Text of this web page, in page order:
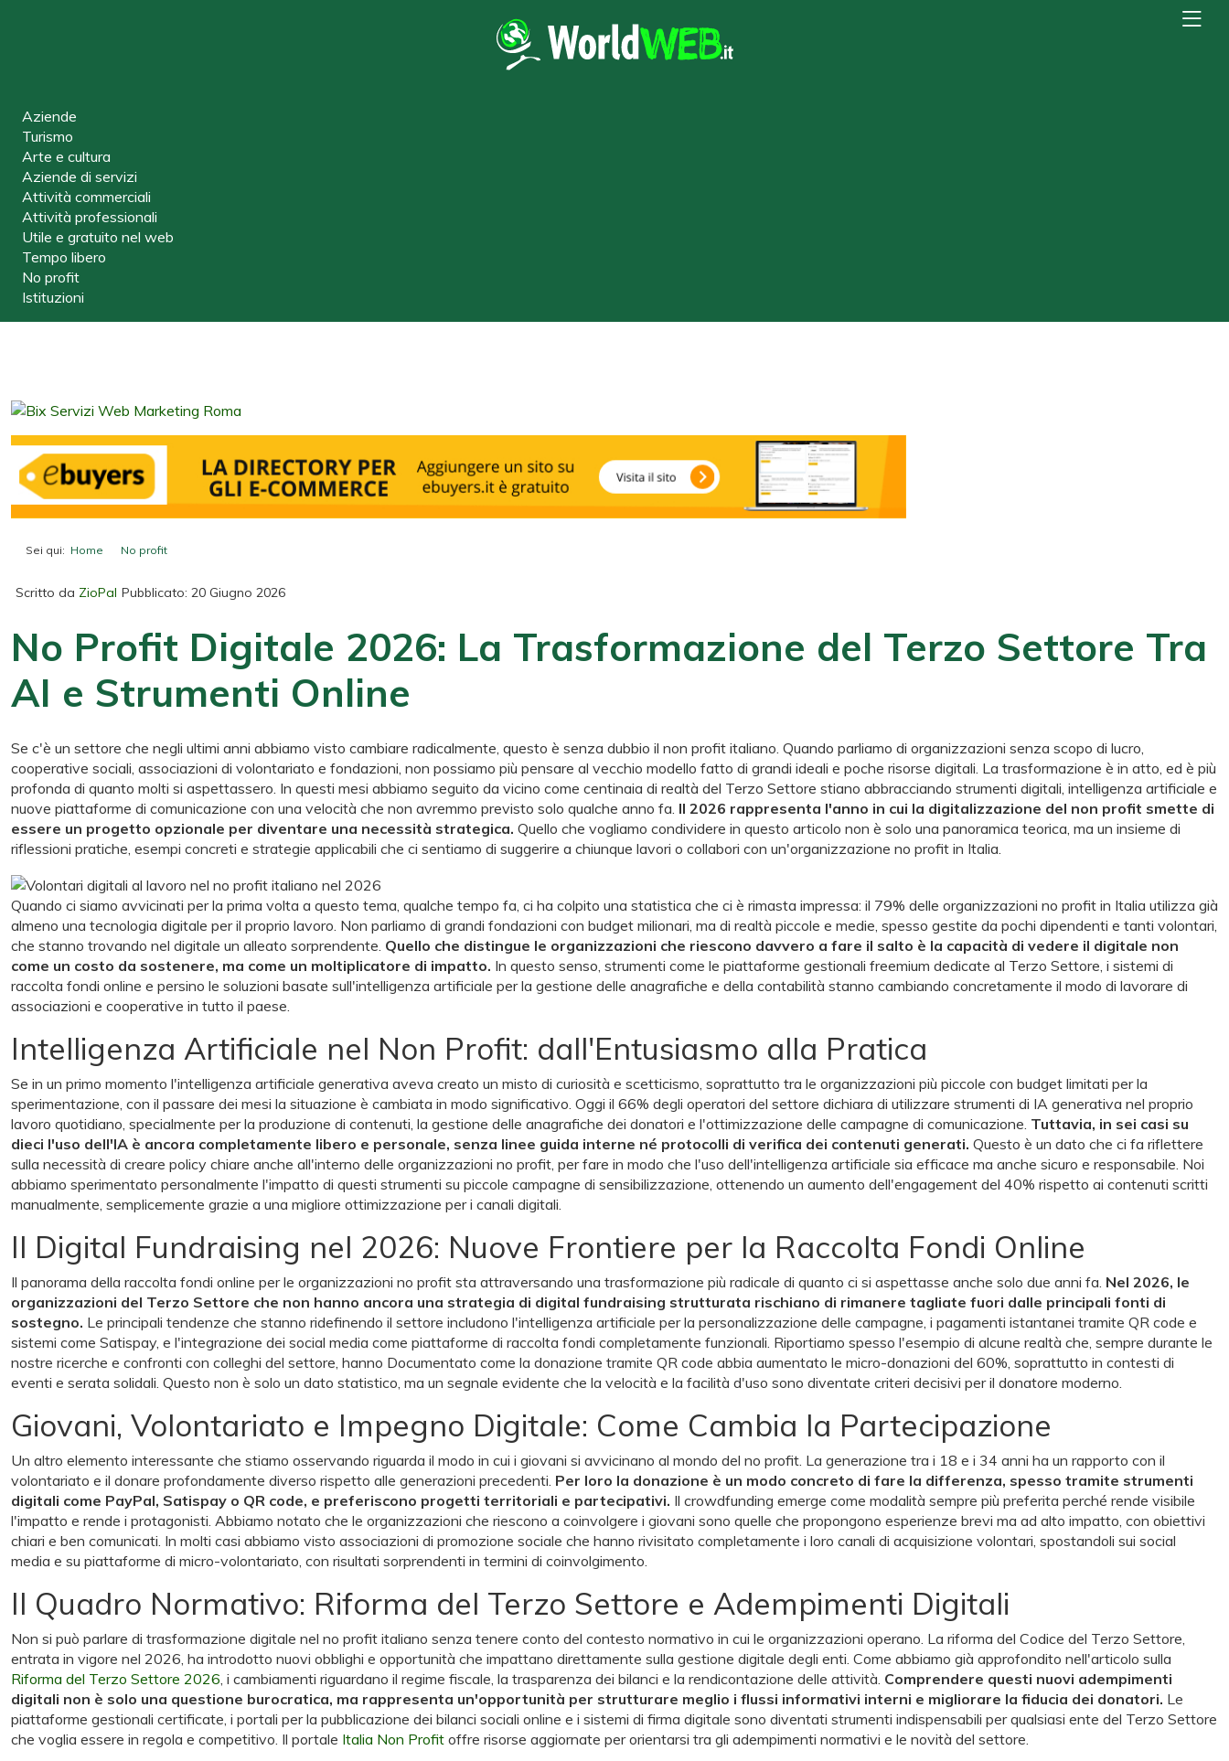
Aziende
Turismo
Arte e cultura
Aziende di servizi
Attività commerciali
Attività professionali
Utile e gratuito nel web
Tempo libero
No profit
Istituzioni
Sei qui: Home No profit
Scritto da ZioPal Pubblicato: 20 Giugno 2026
No Profit Digitale 2026: La Trasformazione del Terzo Settore Tra
AI e Strumenti Online
Se c'è un settore che negli ultimi anni abbiamo visto cambiare radicalmente, questo è senza dubbio il non profit italiano. Quando parliamo di organizzazioni senza scopo di lucro,
cooperative sociali, associazioni di volontariato e fondazioni, non possiamo più pensare al vecchio modello fatto di grandi ideali e poche risorse digitali. La trasformazione è in atto, ed è più
profonda di quanto molti si aspettassero. In questi mesi abbiamo seguito da vicino come centinaia di realtà del Terzo Settore stiano abbracciando strumenti digitali, intelligenza artificiale e
nuove piattaforme di comunicazione con una velocità che non avremmo previsto solo qualche anno fa. Il 2026 rappresenta l'anno in cui la digitalizzazione del non profit smette di
essere un progetto opzionale per diventare una necessità strategica. Quello che vogliamo condividere in questo articolo non è solo una panoramica teorica, ma un insieme di
riflessioni pratiche, esempi concreti e strategie applicabili che ci sentiamo di suggerire a chiunque lavori o collabori con un'organizzazione no profit in Italia.
Quando ci siamo avvicinati per la prima volta a questo tema, qualche tempo fa, ci ha colpito una statistica che ci è rimasta impressa: il 79% delle organizzazioni no profit in Italia utilizza già
almeno una tecnologia digitale per il proprio lavoro. Non parliamo di grandi fondazioni con budget milionari, ma di realtà piccole e medie, spesso gestite da pochi dipendenti e tanti volontari,
che stanno trovando nel digitale un alleato sorprendente. Quello che distingue le organizzazioni che riescono davvero a fare il salto è la capacità di vedere il digitale non
come un costo da sostenere, ma come un moltiplicatore di impatto. In questo senso, strumenti come le piattaforme gestionali freemium dedicate al Terzo Settore, i sistemi di
raccolta fondi online e persino le soluzioni basate sull'intelligenza artificiale per la gestione delle anagrafiche e della contabilità stanno cambiando concretamente il modo di lavorare di
associazioni e cooperative in tutto il paese.
Intelligenza Artificiale nel Non Profit: dall'Entusiasmo alla Pratica
Se in un primo momento l'intelligenza artificiale generativa aveva creato un misto di curiosità e scetticismo, soprattutto tra le organizzazioni più piccole con budget limitati per la
sperimentazione, con il passare dei mesi la situazione è cambiata in modo significativo. Oggi il 66% degli operatori del settore dichiara di utilizzare strumenti di IA generativa nel proprio
lavoro quotidiano, specialmente per la produzione di contenuti, la gestione delle anagrafiche dei donatori e l'ottimizzazione delle campagne di comunicazione. Tuttavia, in sei casi su
dieci l'uso dell'IA è ancora completamente libero e personale, senza linee guida interne né protocolli di verifica dei contenuti generati. Questo è un dato che ci fa riflettere
sulla necessità di creare policy chiare anche all'interno delle organizzazioni no profit, per fare in modo che l'uso dell'intelligenza artificiale sia efficace ma anche sicuro e responsabile. Noi
abbiamo sperimentato personalmente l'impatto di questi strumenti su piccole campagne di sensibilizzazione, ottenendo un aumento dell'engagement del 40% rispetto ai contenuti scritti
manualmente, semplicemente grazie a una migliore ottimizzazione per i canali digitali.
Il Digital Fundraising nel 2026: Nuove Frontiere per la Raccolta Fondi Online
Il panorama della raccolta fondi online per le organizzazioni no profit sta attraversando una trasformazione più radicale di quanto ci si aspettasse anche solo due anni fa. Nel 2026, le
organizzazioni del Terzo Settore che non hanno ancora una strategia di digital fundraising strutturata rischiano di rimanere tagliate fuori dalle principali fonti di
sostegno. Le principali tendenze che stanno ridefinendo il settore includono l'intelligenza artificiale per la personalizzazione delle campagne, i pagamenti istantanei tramite QR code e
sistemi come Satispay, e l'integrazione dei social media come piattaforme di raccolta fondi completamente funzionali. Riportiamo spesso l'esempio di alcune realtà che, sempre durante le
nostre ricerche e confronti con colleghi del settore, hanno Documentato come la donazione tramite QR code abbia aumentato le micro-donazioni del 60%, soprattutto in contesti di
eventi e serata solidali. Questo non è solo un dato statistico, ma un segnale evidente che la velocità e la facilità d'uso sono diventate criteri decisivi per il donatore moderno.
Giovani, Volontariato e Impegno Digitale: Come Cambia la Partecipazione
Un altro elemento interessante che stiamo osservando riguarda il modo in cui i giovani si avvicinano al mondo del no profit. La generazione tra i 18 e i 34 anni ha un rapporto con il
volontariato e il donare profondamente diverso rispetto alle generazioni precedenti. Per loro la donazione è un modo concreto di fare la differenza, spesso tramite strumenti
digitali come PayPal, Satispay o QR code, e preferiscono progetti territoriali e partecipativi. Il crowdfunding emerge come modalità sempre più preferita perché rende visibile
l'impatto e rende i protagonisti. Abbiamo notato che le organizzazioni che riescono a coinvolgere i giovani sono quelle che propongono esperienze brevi ma ad alto impatto, con obiettivi
chiari e ben comunicati. In molti casi abbiamo visto associazioni di promozione sociale che hanno rivisitato completamente i loro canali di acquisizione volontari, spostandoli sui social
media e su piattaforme di micro-volontariato, con risultati sorprendenti in termini di coinvolgimento.
Il Quadro Normativo: Riforma del Terzo Settore e Adempimenti Digitali
Non si può parlare di trasformazione digitale nel no profit italiano senza tenere conto del contesto normativo in cui le organizzazioni operano. La riforma del Codice del Terzo Settore,
entrata in vigore nel 2026, ha introdotto nuovi obblighi e opportunità che impattano direttamente sulla gestione digitale degli enti. Come abbiamo già approfondito nell'articolo sulla
Riforma del Terzo Settore 2026 , i cambiamenti riguardano il regime fiscale, la trasparenza dei bilanci e la rendicontazione delle attività. Comprendere questi nuovi adempimenti
digitali non è solo una questione burocratica, ma rappresenta un'opportunità per strutturare meglio i flussi informativi interni e migliorare la fiducia dei donatori. Le
piattaforme gestionali certificate, i portali per la pubblicazione dei bilanci sociali online e i sistemi di firma digitale sono diventati strumenti indispensabili per qualsiasi ente del Terzo Settore
che voglia essere in regola e competitivo. Il portale Italia Non Profit offre risorse aggiornate per orientarsi tra gli adempimenti normativi e le novità del settore.